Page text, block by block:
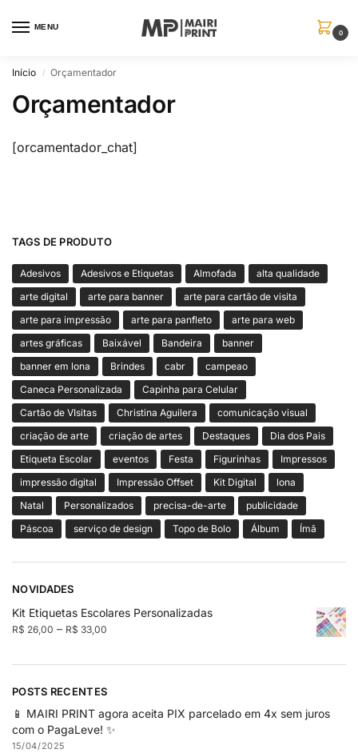
MENU
0
Início / Orçamentador
Orçamentador
[orcamentador_chat]
TAGS DE PRODUTO
Adesivos Adesivos e Etiquetas Almofada
alta qualidade
arte digital
arte para banner
arte para cartão de visita
arte para impressão
arte para panfleto
arte para web
artes gráficas
Baixável Bandeira
banner
banner em lona
Brindes cabr
campeao
Caneca Personalizada
Capinha para Celular
Cartão de VIsitas
Christina Aguilera
comunicação visual
criação de arte
criação de artes Destaques
Dia dos Pais
Etiqueta Escolar
eventos Festa Figurinhas
Impressos
impressão digital
Impressão Offset Kit Digital
lona
Natal
Personalizados precisa-de-arte
publicidade
Páscoa
serviço de design Topo de Bolo Álbum Ímã
NOVIDADES
Kit Etiquetas Escolares Personalizadas
R$ 26,00 – R$ 33,00
POSTS RECENTES
📱 MAIRI PRINT agora aceita PIX parcelado em 4x sem juros
com o PagaLeve! ✨
15/04/2025